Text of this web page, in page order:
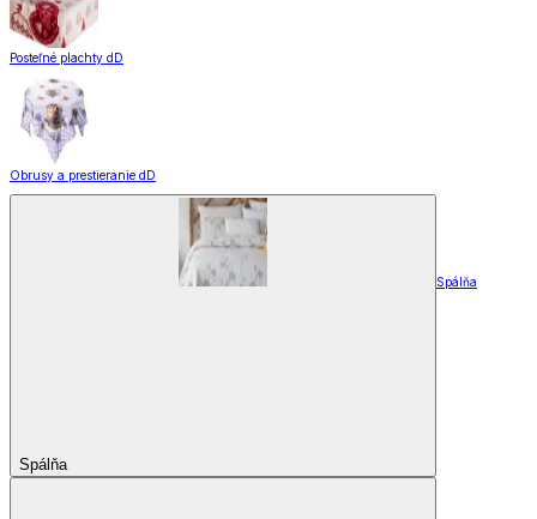
Posteľné plachty dD
Obrusy a prestieranie dD
Spálňa
Spálňa